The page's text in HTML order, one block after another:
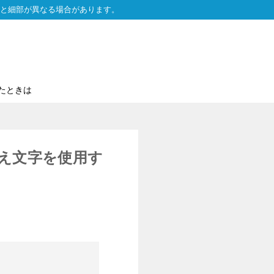
細部が異なる場合があります。
ときは
文字を使用す